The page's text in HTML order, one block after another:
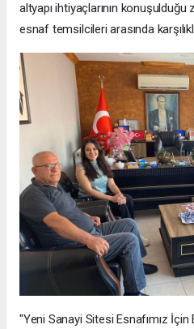
altyapı ihtiyaçlarının
esnaf temsilcileri arasında
"Yeni Sanayi Sitesi Esnafımız